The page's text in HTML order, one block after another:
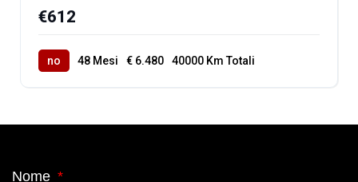
€612
no 48 Mesi € 6.480 40000 Km Totali
Nome